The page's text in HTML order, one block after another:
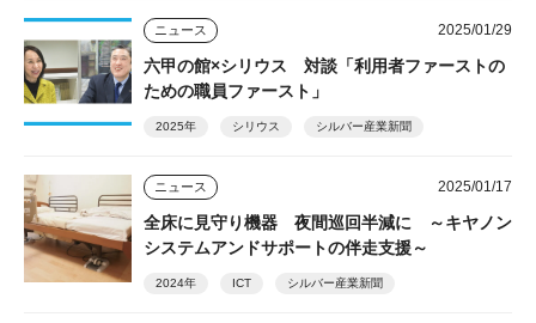
ニュース 2025/01/29
六甲の館×シリウス 対談「利用者ファーストの
ための職員ファースト」
2025年 シリウス シルバー産業新聞
ニュース 2025/01/17
全床に見守り機器 夜間巡回半減に ～キヤノン
システムアンドサポートの伴走支援～
2024年 ICT シルバー産業新聞